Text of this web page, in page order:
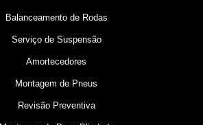
Balanceamento de Rodas
Serviço de Suspensão
Amortecedores
Montagem de Pneus
Revisão Preventiva